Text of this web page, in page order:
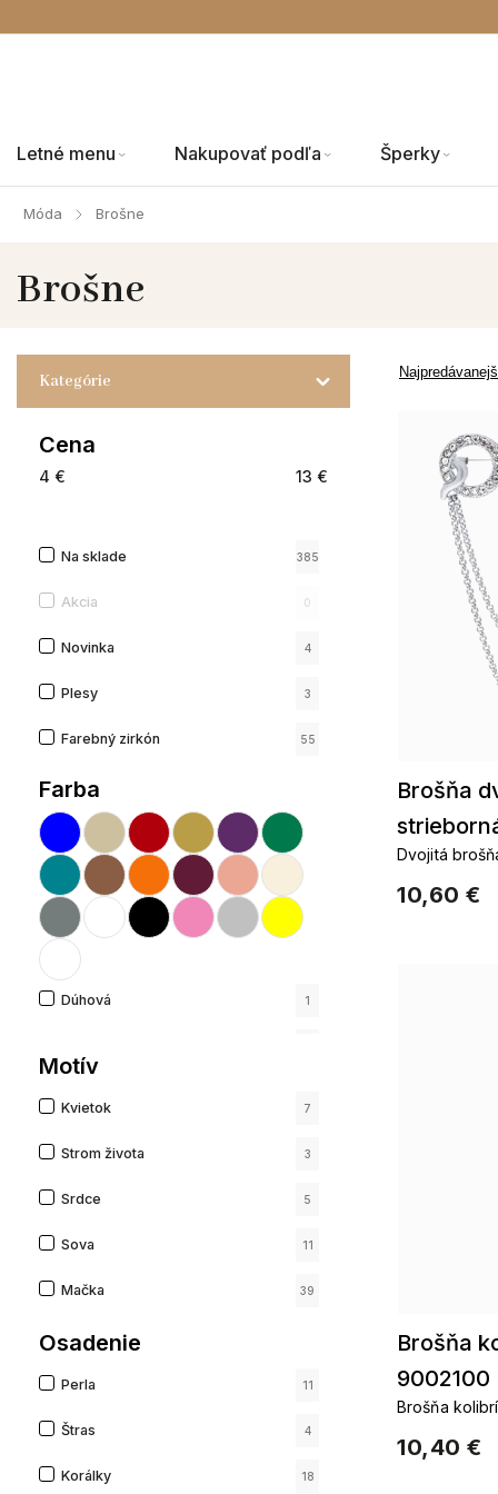
Letné menu Nakupovať podľa Šperky
Móda / Brošne
Brošne
Kategórie
Cena
4 € 13 €
Na sklade 385
Akcia 0
Novinka 4
Plesy 3
Farebný zirkón 55
Farba
Dúhová 1
Motív
Kvietok 7
Strom života 3
Srdce 5
Sova 11
Mačka 39
Anjel
Motýľ 5
Štvorlístok 1
Vážka 5
Osadenie
Perla 11
Štras 4
Korálky 18
Brošňa
10,60 €
Dvojitá
Brošňa
9002100
10,40 €
Brošňa